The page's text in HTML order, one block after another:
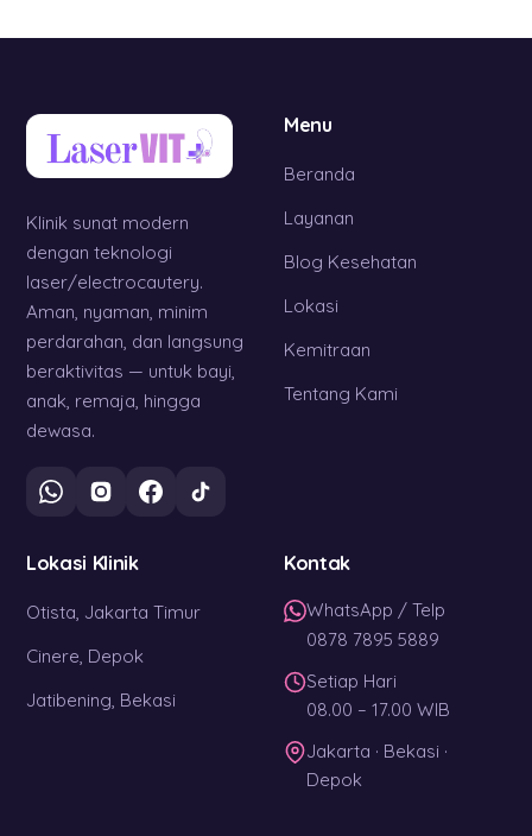
Klinik sunat modern
dengan teknologi
laser/electrocautery.
Aman, nyaman, minim
perdarahan, dan langsung
beraktivitas — untuk bayi,
anak, remaja, hingga
dewasa.
Menu
Beranda
Layanan
Blog Kesehatan
Lokasi
Kemitraan
Tentang Kami
Lokasi Klinik
Otista, Jakarta Timur
Cinere, Depok
Jatibening, Bekasi
Kontak
WhatsApp / Telp
0878 7895 5889
Setiap Hari
08.00 – 17.00 WIB
Jakarta · Bekasi ·
Depok